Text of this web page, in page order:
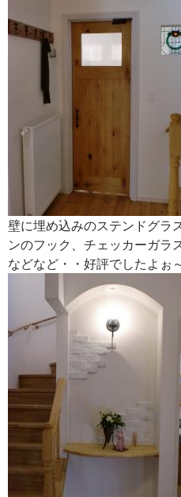
壁に埋め込みのステンドグラ
ンのフック、チェッカーガラ
などなど・・好評でしたよぉ